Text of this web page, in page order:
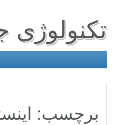
تکنولوژی
برچسب: